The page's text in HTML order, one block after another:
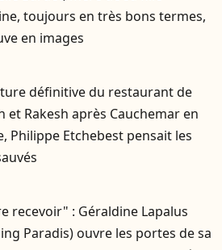
toujours en très bons termes,
en images
définitive du restaurant de
et Rakesh après Cauchemar en
Philippe Etchebest pensait les
recevoir" : Géraldine Lapalus
Paradis) ouvre les portes de sa